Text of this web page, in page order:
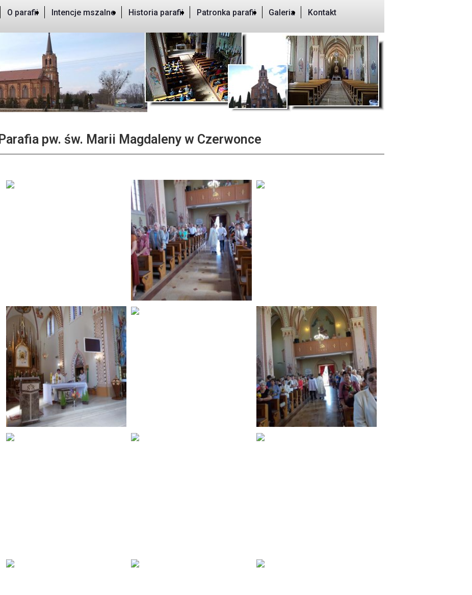
O parafii Intencje mszalne Historia parafii Patronka parafii Galeria Kontakt
Parafia pw. św. Marii Magdaleny w Czerwonce